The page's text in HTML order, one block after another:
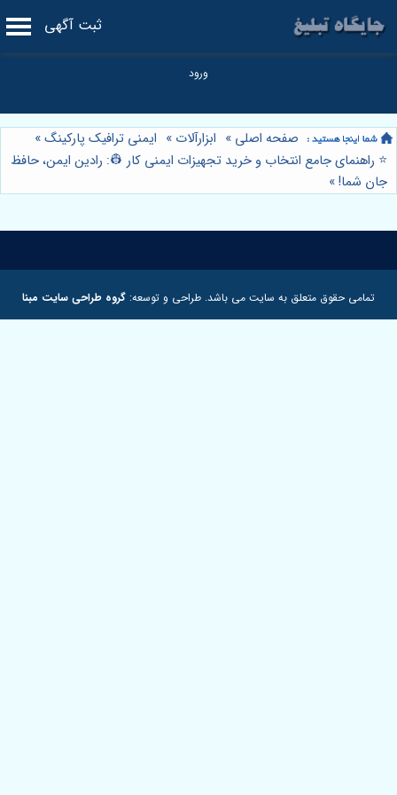
ثبت آگهی
صفحه اصلی » ابزارآلات » ایمنی ترافیک پارکینگ»
⭐️ راهنمای جامع انتخاب و خرید تجهیزات ایمنی کار 👷: رادین ایمن، حافظ
جان شما!»
تمامی حقوق متعلق به سایت می باشد. طراحی و توسعه: گروه طراحی سایت مبنا